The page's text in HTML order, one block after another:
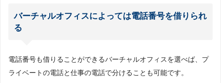
バーチャルオフィスによっては電話番号を借りられ
る
電話番号も借りることができるバーチャルオフィスを選べば、プ
ライベートの電話と仕事の電話で分けることも可能です。